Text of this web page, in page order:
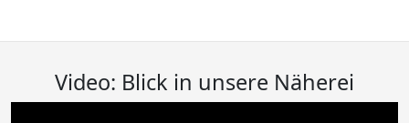
Video: Blick in unsere Näherei